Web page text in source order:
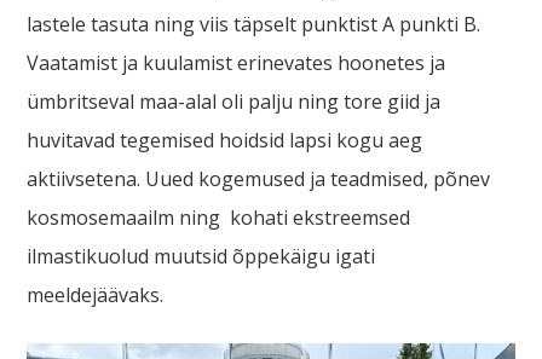
lastele tasuta ning viis täpselt punktist A punkti B.
Vaatamist ja kuulamist erinevates hoonetes ja
ümbritseval maa-alal oli palju ning tore giid ja
huvitavad tegemised hoidsid lapsi kogu aeg
aktiivsetena. Uued kogemused ja teadmised, põnev
kosmosemaailm ning kohati ekstreemsed
ilmastikuolud muutsid õppekäigu igati
meeldejäävaks.